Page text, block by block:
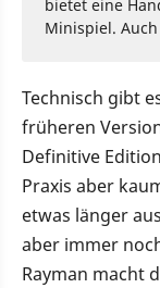
bietet eine
Minispiel.
Technisch gibt
früheren
Definitive
Praxis aber
etwas länger
aber immer
Rayman macht